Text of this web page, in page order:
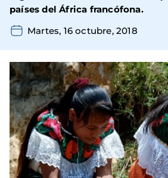
países del África francófona.
Martes, 16 octubre, 2018